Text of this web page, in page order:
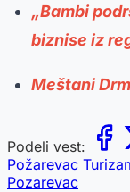
„Bambi
biznise iz
Meštani
Podeli vest:
Požarevac
Pozarevac